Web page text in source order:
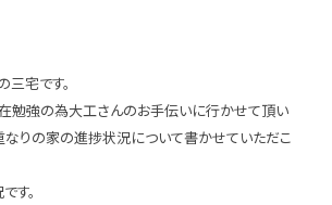
三宅です。
勉強の為大工さんのお手伝いに行かせて頂い
りの家の進捗状況について書かせていただこ
す。